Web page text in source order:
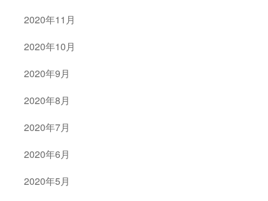
2020年11月
2020年10月
2020年9月
2020年8月
2020年7月
2020年6月
2020年5月